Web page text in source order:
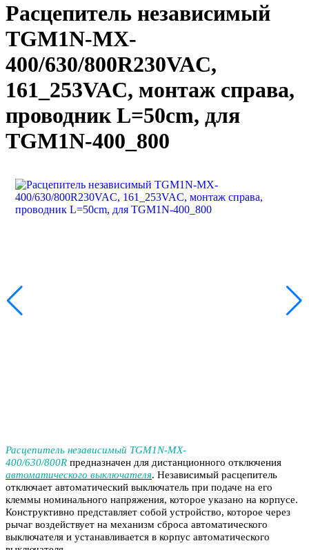
Расцепитель независимый
TGM1N-MX-
400/630/800R230VAC,
161_253VAC, монтаж справа,
проводник L=50cm, для
TGM1N-400_800
Расцепитель независимый TGM1N-MX-
400/630/800R предназначен для дистанционного отключения
автоматического выключателя. Независимый расцепитель
отключает автоматический выключатель при подаче на его
клеммы номинального напряжения, которое указано на корпусе.
Конструктивно представляет собой устройство, которое через
рычаг воздействует на механизм сброса автоматического
выключателя и устанавливается в корпус автоматического